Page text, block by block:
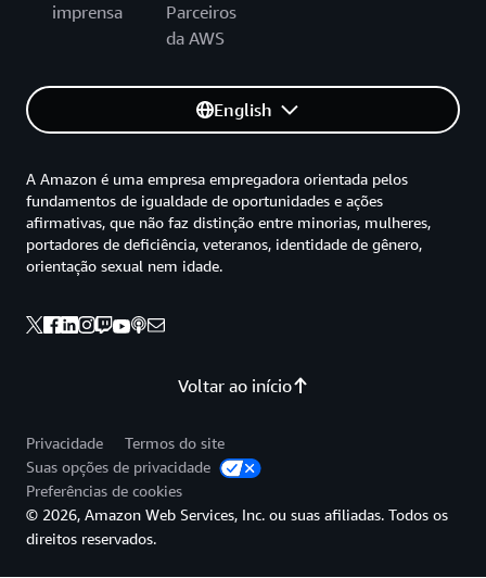
imprensa
Parceiros
da AWS
English
Voltar ao início
A Amazon é uma empresa empregadora orientada pelos
fundamentos de igualdade de oportunidades e ações
afirmativas, que não faz distinção entre minorias, mulheres,
portadores de deficiência, veteranos, identidade de gênero,
orientação sexual nem idade.
Privacidade
Termos do site
Suas opções de privacidade
Preferências de cookies
© 2026, Amazon Web Services, Inc. ou suas afiliadas. Todos os
direitos reservados.